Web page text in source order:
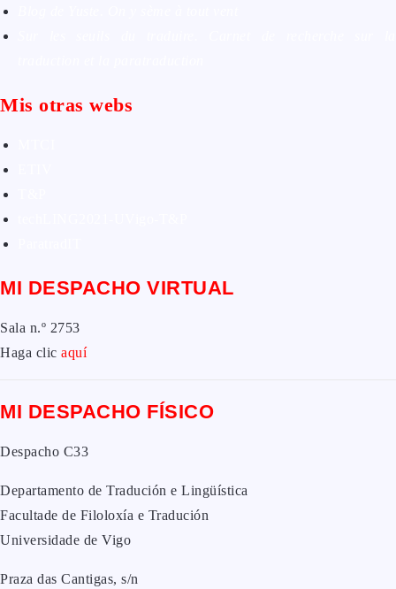
Mis otras webs
MI DESPACHO VIRTUAL
Sala n.º 2753
Haga clic aquí
MI DESPACHO FÍSICO
Despacho C33
Departamento de Tradución e Lingüística
Facultade de Filoloxía e Tradución
Universidade de Vigo
Praza das Cantigas, s/n